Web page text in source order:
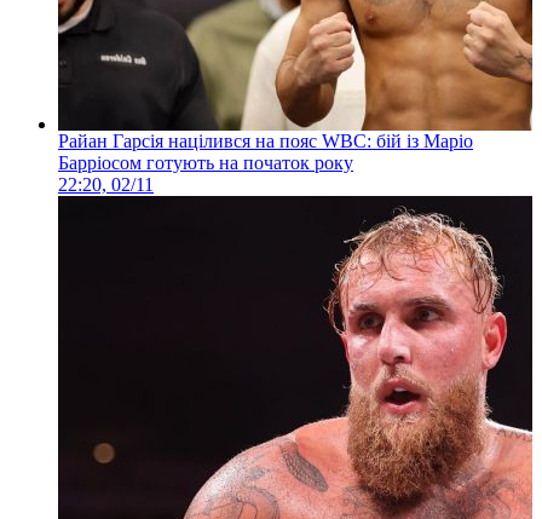
Райан Гарсія націлився на пояс WBC: бій із Маріо
Барріосом готують на початок року
22:20, 02/11